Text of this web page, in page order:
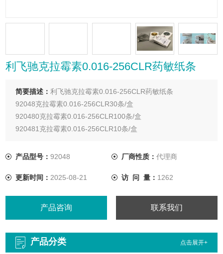
利飞驰克拉霉素0.016-256CLR药敏纸条
简要描述：利飞驰克拉霉素0.016-256CLR药敏纸条
92048克拉霉素0.016-256CLR30条/盒
920480克拉霉素0.016-256CLR100条/盒
920481克拉霉素0.016-256CLR10条/盒
产品型号：92048 厂商性质： 代理商
更新时间： 2025-08-21 访 问 量： 1262
产品咨询 联系我们
产品分类 点击展开+